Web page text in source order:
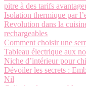
pitre à des tarifs
Isolation thermique par
Revolution dans la
rechargeables
Comment choisir une
Tableau électrique aux
Niche d’intérieur pour
Dévoiler les secrets :
Nil